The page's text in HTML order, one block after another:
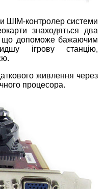
ШІМ-контролер системи
знаходяться два
що допоможе бажаючим
ігрову станцію,
живлення через
процесора.